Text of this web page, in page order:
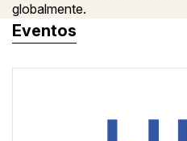
globalmente.
Eventos